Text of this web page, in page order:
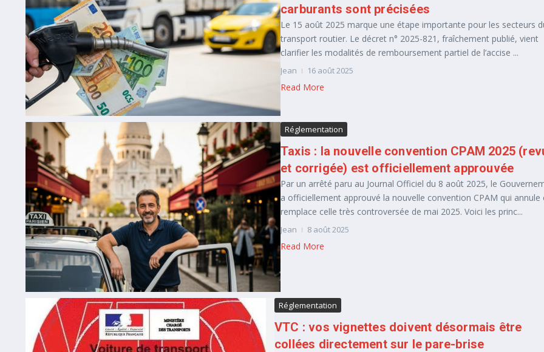
carburants sont précisées
Le 15 août 2025 marque une étape importante pour les secteurs
transport routier. Le décret n° 2025-821, fraîchement publié, vient
clarifier les modalités de remboursement partiel de l’accise ...
Jean 16 août 2025
Read More
Réglementation
Taxis : la nouvelle convention CPAM 2025
et corrigée) est officiellement approuvée
Par un arrêté paru au Journal Officiel du 8 août 2025, le
a officiellement approuvé la nouvelle convention CPAM qui annule
remplace celle très controversée de mai 2025. Voici les princ...
Jean 8 août 2025
Read More
Réglementation
VTC : vos vignettes doivent désormais être
collées directement sur le pare-brise